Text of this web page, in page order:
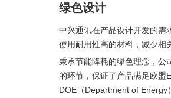
绿色设计
中兴通讯在产品设计开发的需
使用耐用性高的材料，减少相
秉承节能降耗的绿色理念，公
的环节，保证了产品满足欧
DOE（Department of